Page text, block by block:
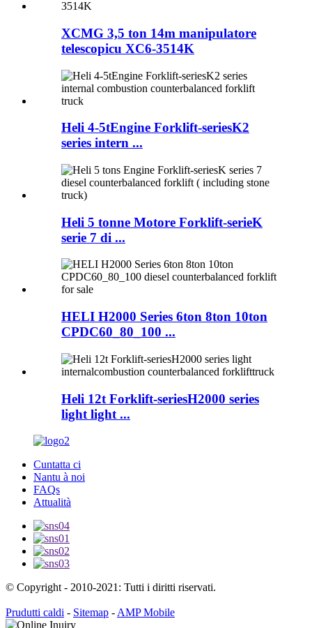
XCMG 3,5 ton 14m manipulatore
telescopicu XC6-3514K
Heli 4-5tEngine Forklift-seriesK2
series intern ...
Heli 5 tonne Motore Forklift-serieK
serie 7 di ...
HELI H2000 Series 6ton 8ton 10ton
CPDC60_80_100 ...
Heli 12t Forklift-seriesH2000 series
light light ...
Cuntatta ci
Nantu à noi
FAQs
Attualità
© Copyright - 2010-2021: Tutti i diritti riservati.
Prudutti caldi - Sitemap - AMP Mobile